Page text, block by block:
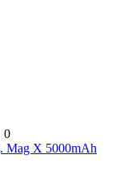
0
Mag X 5000mAh